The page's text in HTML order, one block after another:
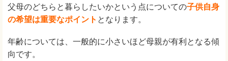
父母のどちらと暮らしたいかという点についての子供自身
の希望は重要なポイント となります。
年齢については、一般的に小さいほど母親が有利となる傾
向です。